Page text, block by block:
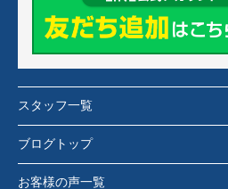
スタッフ一覧
ブログトップ
お客様の声一覧